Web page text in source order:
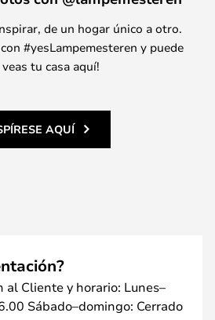
de un hogar único a otro.
#yesLampemesteren y puede
tu casa aquí!
AQUÍ
al Cliente y horario: Lunes–
Sábado–domingo: Cerrado